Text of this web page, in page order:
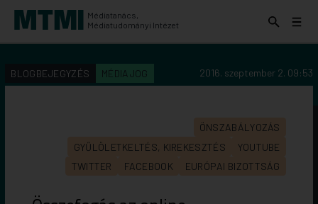
Médiatanács,
Médiatudományi Intézet
KERESÉS AZ INTÉZET ANYAGAI KÖZÖTT
indítása
Keresés
Menü
BLOGBEJEGYZÉS MÉDIAJOG 2016. szeptember 2. 09:53
ÖNSZABÁLYOZÁS
GYŰLÖLETKELTÉS, KIREKESZTÉS
YOUTUBE
TWITTER
FACEBOOK EURÓPAI BIZOTTSÁG